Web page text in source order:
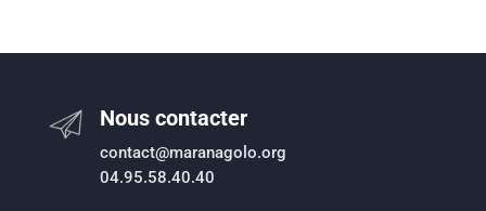
Nous contacter
contact@maranagolo.org
04.95.58.40.40